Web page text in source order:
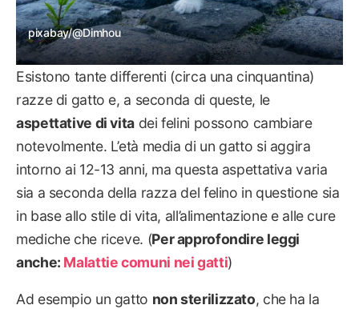
pixabay/@Dimhou
Esistono tante differenti (circa una cinquantina)
razze di gatto e, a seconda di queste, le
aspettative di vitadei felini possono cambiare
notevolmente. L’età media di un gatto si aggira
intorno ai 12-13 anni, ma questa aspettativa varia
sia a seconda della razza del felino in questione sia
in base allo stile di vita, all’alimentazione e alle cure
mediche che riceve. (Per approfondire leggi
anche: Malattie comuni nei gatti)
Ad esempio un gatto non sterilizzato, che ha la